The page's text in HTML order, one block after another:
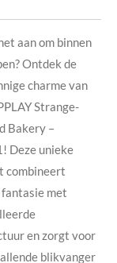
aan om binnen
Ontdek de
charme van
Strange-
Bakery –
Deze unieke
combineert
met
en zorgt voor
blikvanger